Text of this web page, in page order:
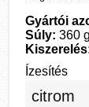
Gyártói
Súly: 360 g
Ízesítés